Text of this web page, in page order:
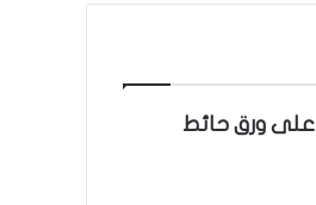
ورق حائط